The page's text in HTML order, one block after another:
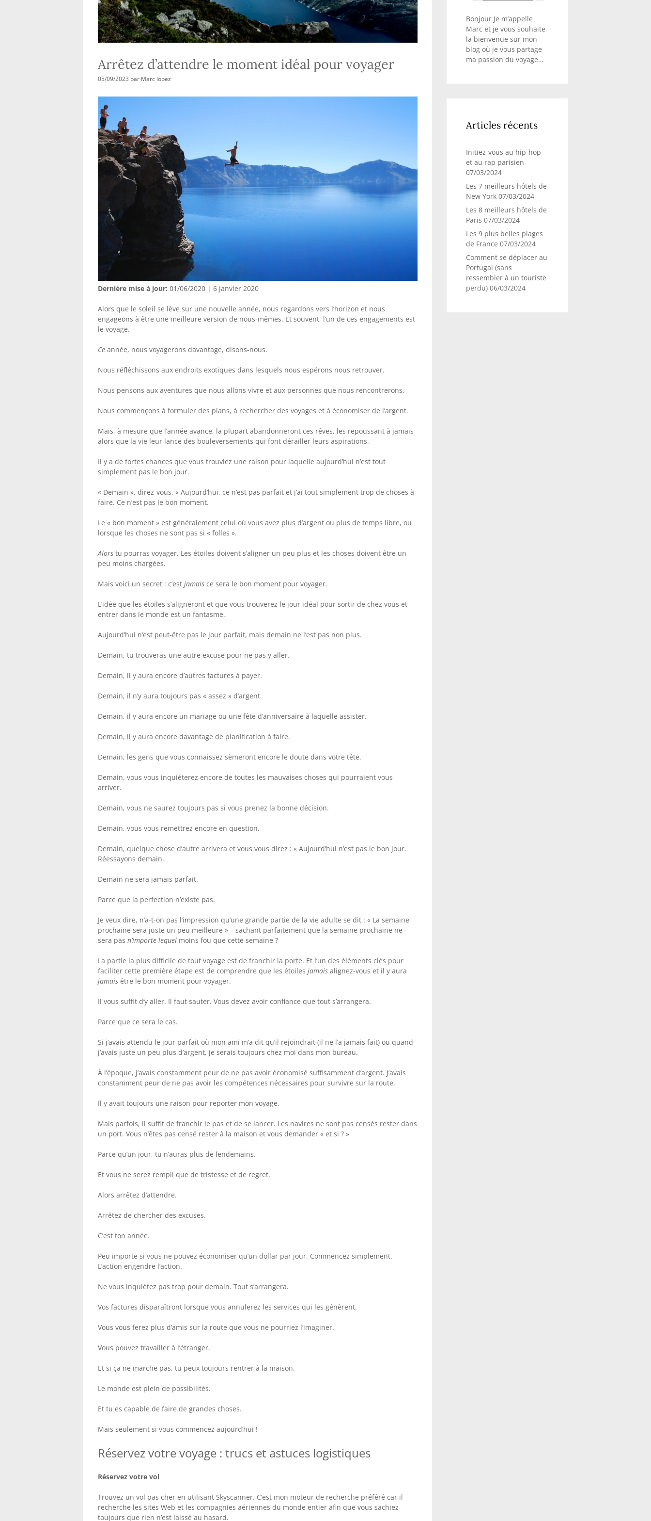
Arrêtez d’attendre le moment idéal pour voyager
05/09/2023 par Marc lopez
Dernière mise à jour: 01/06/2020 | 6 janvier 2020
Alors que le soleil se lève sur une nouvelle année, nous regardons vers l’horizon et nous
engageons à être une meilleure version de nous-mêmes. Et souvent, l’un de ces engagements est
le voyage.
Ce année, nous voyagerons davantage, disons-nous.
Nous réfléchissons aux endroits exotiques dans lesquels nous espérons nous retrouver.
Nous pensons aux aventures que nous allons vivre et aux personnes que nous rencontrerons.
Nous commençons à formuler des plans, à rechercher des voyages et à économiser de l’argent.
Mais, à mesure que l’année avance, la plupart abandonneront ces rêves, les repoussant à jamais
alors que la vie leur lance des bouleversements qui font dérailler leurs aspirations.
Il y a de fortes chances que vous trouviez une raison pour laquelle aujourd’hui n’est tout
simplement pas le bon jour.
« Demain », direz-vous. « Aujourd’hui, ce n’est pas parfait et j’ai tout simplement trop de choses à
faire. Ce n’est pas le bon moment.
Le « bon moment » est généralement celui où vous avez plus d’argent ou plus de temps libre, ou
lorsque les choses ne sont pas si « folles ».
Alors tu pourras voyager. Les étoiles doivent s’aligner un peu plus et les choses doivent être un
peu moins chargées.
Mais voici un secret : c’est jamais ce sera le bon moment pour voyager.
L’idée que les étoiles s’aligneront et que vous trouverez le jour idéal pour sortir de chez vous et
entrer dans le monde est un fantasme.
Aujourd’hui n’est peut-être pas le jour parfait, mais demain ne l’est pas non plus.
Demain, tu trouveras une autre excuse pour ne pas y aller.
Demain, il y aura encore d’autres factures à payer.
Demain, il n’y aura toujours pas « assez » d’argent.
Demain, il y aura encore un mariage ou une fête d’anniversaire à laquelle assister.
Demain, il y aura encore davantage de planification à faire.
Demain, les gens que vous connaissez sèmeront encore le doute dans votre tête.
Demain, vous vous inquiéterez encore de toutes les mauvaises choses qui pourraient vous
arriver.
Demain, vous ne saurez toujours pas si vous prenez la bonne décision.
Demain, vous vous remettrez encore en question.
Demain, quelque chose d’autre arrivera et vous vous direz : « Aujourd’hui n’est pas le bon jour.
Réessayons demain.
Demain ne sera jamais parfait.
Parce que la perfection n’existe pas.
Je veux dire, n’a-t-on pas l’impression qu’une grande partie de la vie adulte se dit : « La semaine
prochaine sera juste un peu meilleure » – sachant parfaitement que la semaine prochaine ne
sera pas n’importe lequel moins fou que cette semaine ?
La partie la plus difficile de tout voyage est de franchir la porte. Et l’un des éléments clés pour
faciliter cette première étape est de comprendre que les étoiles jamais alignez-vous et il y aura
jamais être le bon moment pour voyager.
Il vous suffit d’y aller. Il faut sauter. Vous devez avoir confiance que tout s’arrangera.
Parce que ce sera le cas.
Si j’avais attendu le jour parfait où mon ami m’a dit qu’il rejoindrait (il ne l’a jamais fait) ou quand
j’avais juste un peu plus d’argent, je serais toujours chez moi dans mon bureau.
À l’époque, j’avais constamment peur de ne pas avoir économisé suffisamment d’argent. J’avais
constamment peur de ne pas avoir les compétences nécessaires pour survivre sur la route.
Il y avait toujours une raison pour reporter mon voyage.
Mais parfois, il suffit de franchir le pas et de se lancer. Les navires ne sont pas censés rester dans
un port. Vous n’êtes pas censé rester à la maison et vous demander « et si ? »
Parce qu’un jour, tu n’auras plus de lendemains.
Et vous ne serez rempli que de tristesse et de regret.
Alors arrêtez d’attendre.
Arrêtez de chercher des excuses.
C’est ton année.
Peu importe si vous ne pouvez économiser qu’un dollar par jour. Commencez simplement.
L’action engendre l’action.
Ne vous inquiétez pas trop pour demain. Tout s’arrangera.
Vos factures disparaîtront lorsque vous annulerez les services qui les génèrent.
Vous vous ferez plus d’amis sur la route que vous ne pourriez l’imaginer.
Vous pouvez travailler à l’étranger.
Et si ça ne marche pas, tu peux toujours rentrer à la maison.
Le monde est plein de possibilités.
Et tu es capable de faire de grandes choses.
Mais seulement si vous commencez aujourd’hui !
Réservez votre voyage : trucs et astuces logistiques
Réservez votre vol
Trouvez un vol pas cher en utilisant Skyscanner. C’est mon moteur de recherche préféré car il
recherche les sites Web et les compagnies aériennes du monde entier afin que vous sachiez
toujours que rien n’est laissé au hasard.
Bonjour Je m’appelle
Marc et je vous souhaite
la bienvenue sur mon
blog où je vous partage
ma passion du voyage…
Articles récents
Initiez-vous au hip-hop
et au rap parisien
07/03/2024
Les 7 meilleurs hôtels de
New York 07/03/2024
Les 8 meilleurs hôtels de
Paris 07/03/2024
Les 9 plus belles plages
de France 07/03/2024
Comment se déplacer au
Portugal (sans
ressembler à un touriste
perdu) 06/03/2024